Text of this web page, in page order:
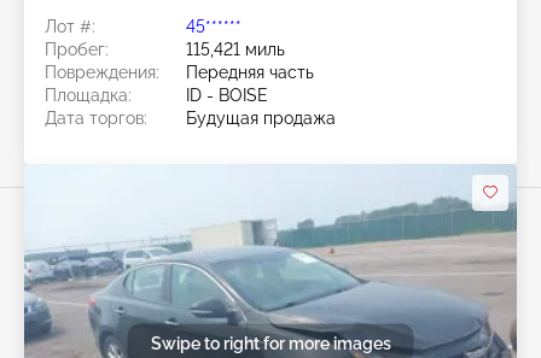
Лот #:
45******
Пробег:
115,421 миль
Повреждения:
Передняя часть
Площадка:
ID - BOISE
Дата торгов:
Будущая продажа
Swipe to right for more images